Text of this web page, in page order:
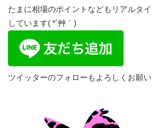
たまに相場のポイントなどもリアルタ
しています( *´艸｀)
ツイッターのフォローもよろしくお願い